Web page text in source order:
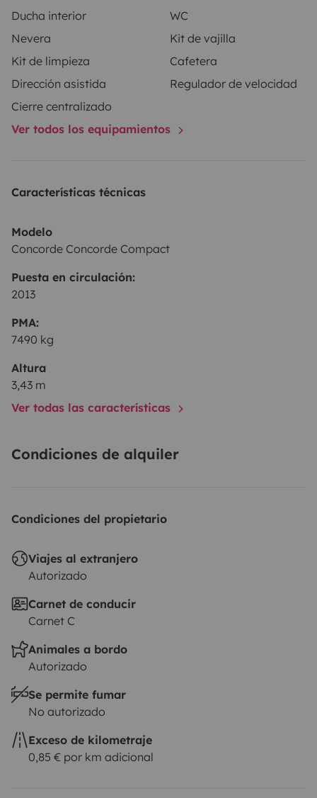
Ducha interior
WC
Nevera
Kit de vajilla
Kit de limpieza
Cafetera
Dirección asistida
Regulador de velocidad
Cierre centralizado
Ver todos los equipamientos
Características técnicas
Modelo
Concorde Concorde Compact
Puesta en circulación:
2013
PMA:
7490 kg
Altura
3,43 m
Ver todas las características
Condiciones de alquiler
Condiciones del propietario
Viajes al extranjero
Autorizado
Carnet de conducir
Carnet C
Animales a bordo
Autorizado
Se permite fumar
No autorizado
Exceso de kilometraje
0,85 € por km adicional